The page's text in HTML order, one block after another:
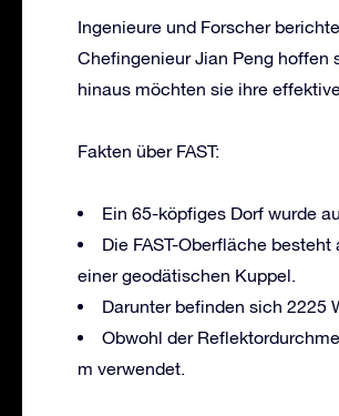
Ingenieure und Forscher
Chefingenieur Jian Peng hoffen
hinaus möchten sie ihre
Fakten über FAST:
Ein 65-köpfiges Dorf wurde
Die FAST-Oberfläche
einer geodätischen Kuppel.
Darunter befinden sich 2225
Obwohl der
m verwendet.